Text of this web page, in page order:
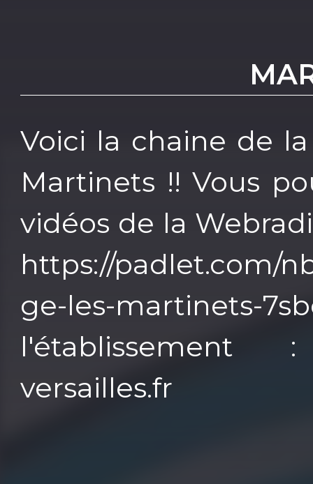
Voici la chaine de
Martinets !! Vous
vidéos de la
https://padlet.com/
ge-les-martinets-
l'établissement :
versailles.fr